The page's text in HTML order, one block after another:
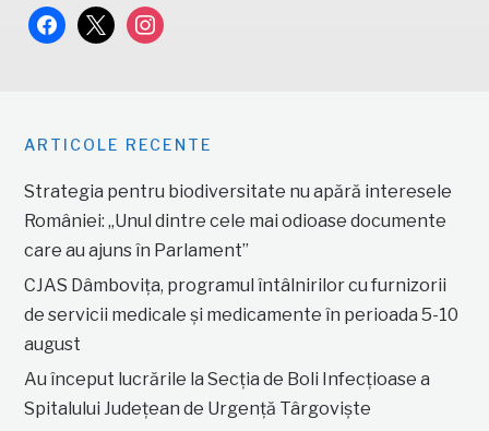
facebook
x instagram
ARTICOLE RECENTE
Strategia pentru biodiversitate nu apără interesele
României: „Unul dintre cele mai odioase documente
care au ajuns în Parlament”
CJAS Dâmbovița, programul întâlnirilor cu furnizorii
de servicii medicale și medicamente în perioada 5-10
august
Au început lucrările la Secția de Boli Infecțioase a
Spitalului Județean de Urgență Târgoviște